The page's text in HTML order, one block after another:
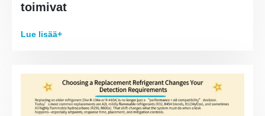
toimivat
Lue lisää+